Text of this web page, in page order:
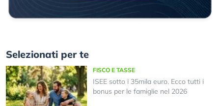
Selezionati per te
FISCO E TASSE
ISEE sotto i 35mila euro. Ecco tutti i
bonus per le famiglie nel 2026